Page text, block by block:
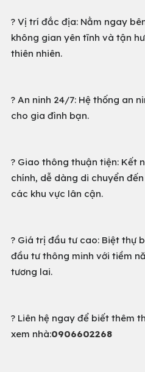
? Vị trí đắc địa: Nằm ngay
không gian yên tĩnh và tận
thiên nhiên.
? An ninh 24/7: Hệ thống an
cho gia đình bạn.
? Giao thông thuận tiện: Kết
chính, dễ dàng di chuyển
các khu vực lân cận.
? Giá trị đầu tư cao: Biệt thự
đầu tư thông minh với tiềm
tương lai.
? Liên hệ ngay để biết thêm
xem nhà:0906602268